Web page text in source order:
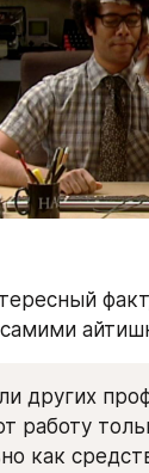
других
работу
как